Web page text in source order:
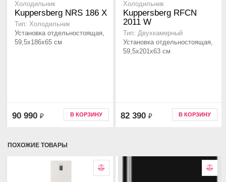
Холодильник
Kuppersberg NRS 186 X
Тип: Холодильник
Установка отдельностоящая,
59,5x186x65 см
90 990 ₽ В КОРЗИНУ
Холодильник
Kuppersberg RFCN
2011 W
Тип: Двухкамерный
Установка отдельностоящая,
59,5x201x63 см
82 390 ₽ В КОРЗИНУ
ПОХОЖИЕ ТОВАРЫ